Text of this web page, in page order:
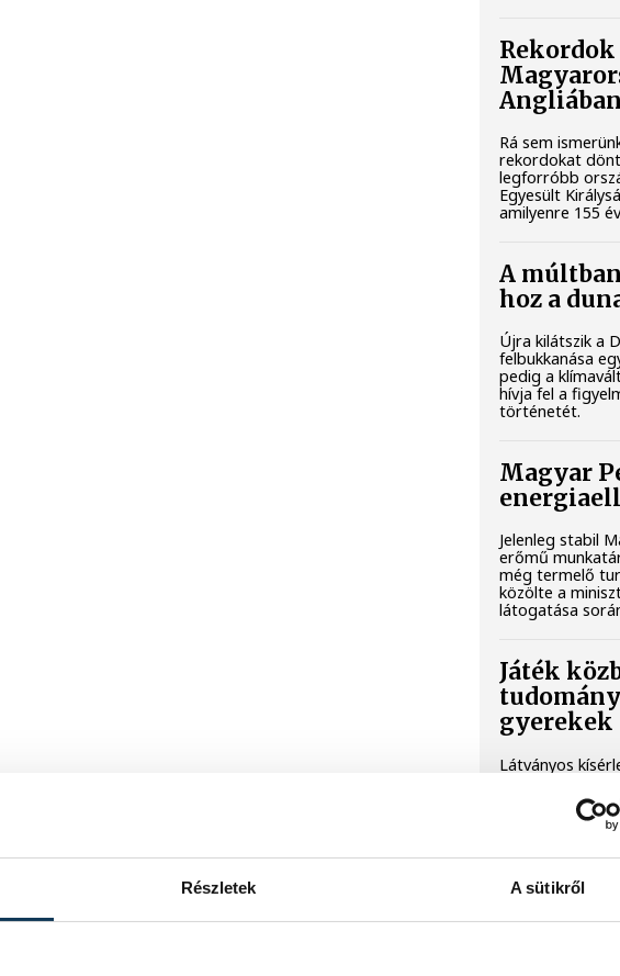
Részletek A sütikről
Rá sem
rekordokat
legforróbb
Egyesült
amilyenre 155
A
hoz a
Újra kilátszik a
felbukkanása
pedig a
hívja fel a
történetét.
Magyar
Jelenleg stabil
erőmű
még termelő
közölte a
látogatása
Játék
gyerekek
Látványos
élmény várja a
Labsben.
vezetője